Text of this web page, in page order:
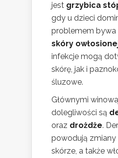
jest grzybica
gdy u dzieci
problemem bywa
skóry
infekcje mogą
skórę, jak i
śluzowe.
Głównymi
dolegliwości są
oraz drożdże.
powodują zmiany
skórze, a także